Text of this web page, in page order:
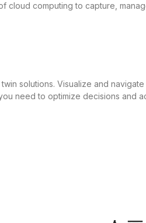
cloud computing to capture,
solutions. Visualize and
need to optimize decisions and